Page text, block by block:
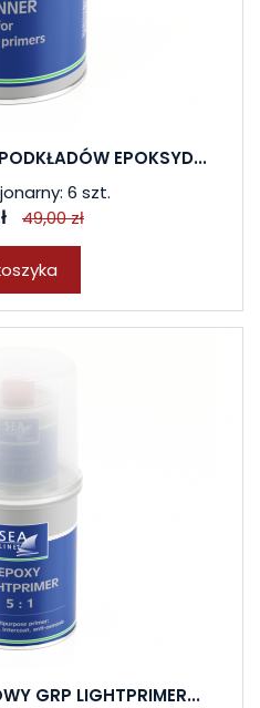
EPOKSYD...
6 szt.
49,00 zł
GRP LIGHTPRIMER...